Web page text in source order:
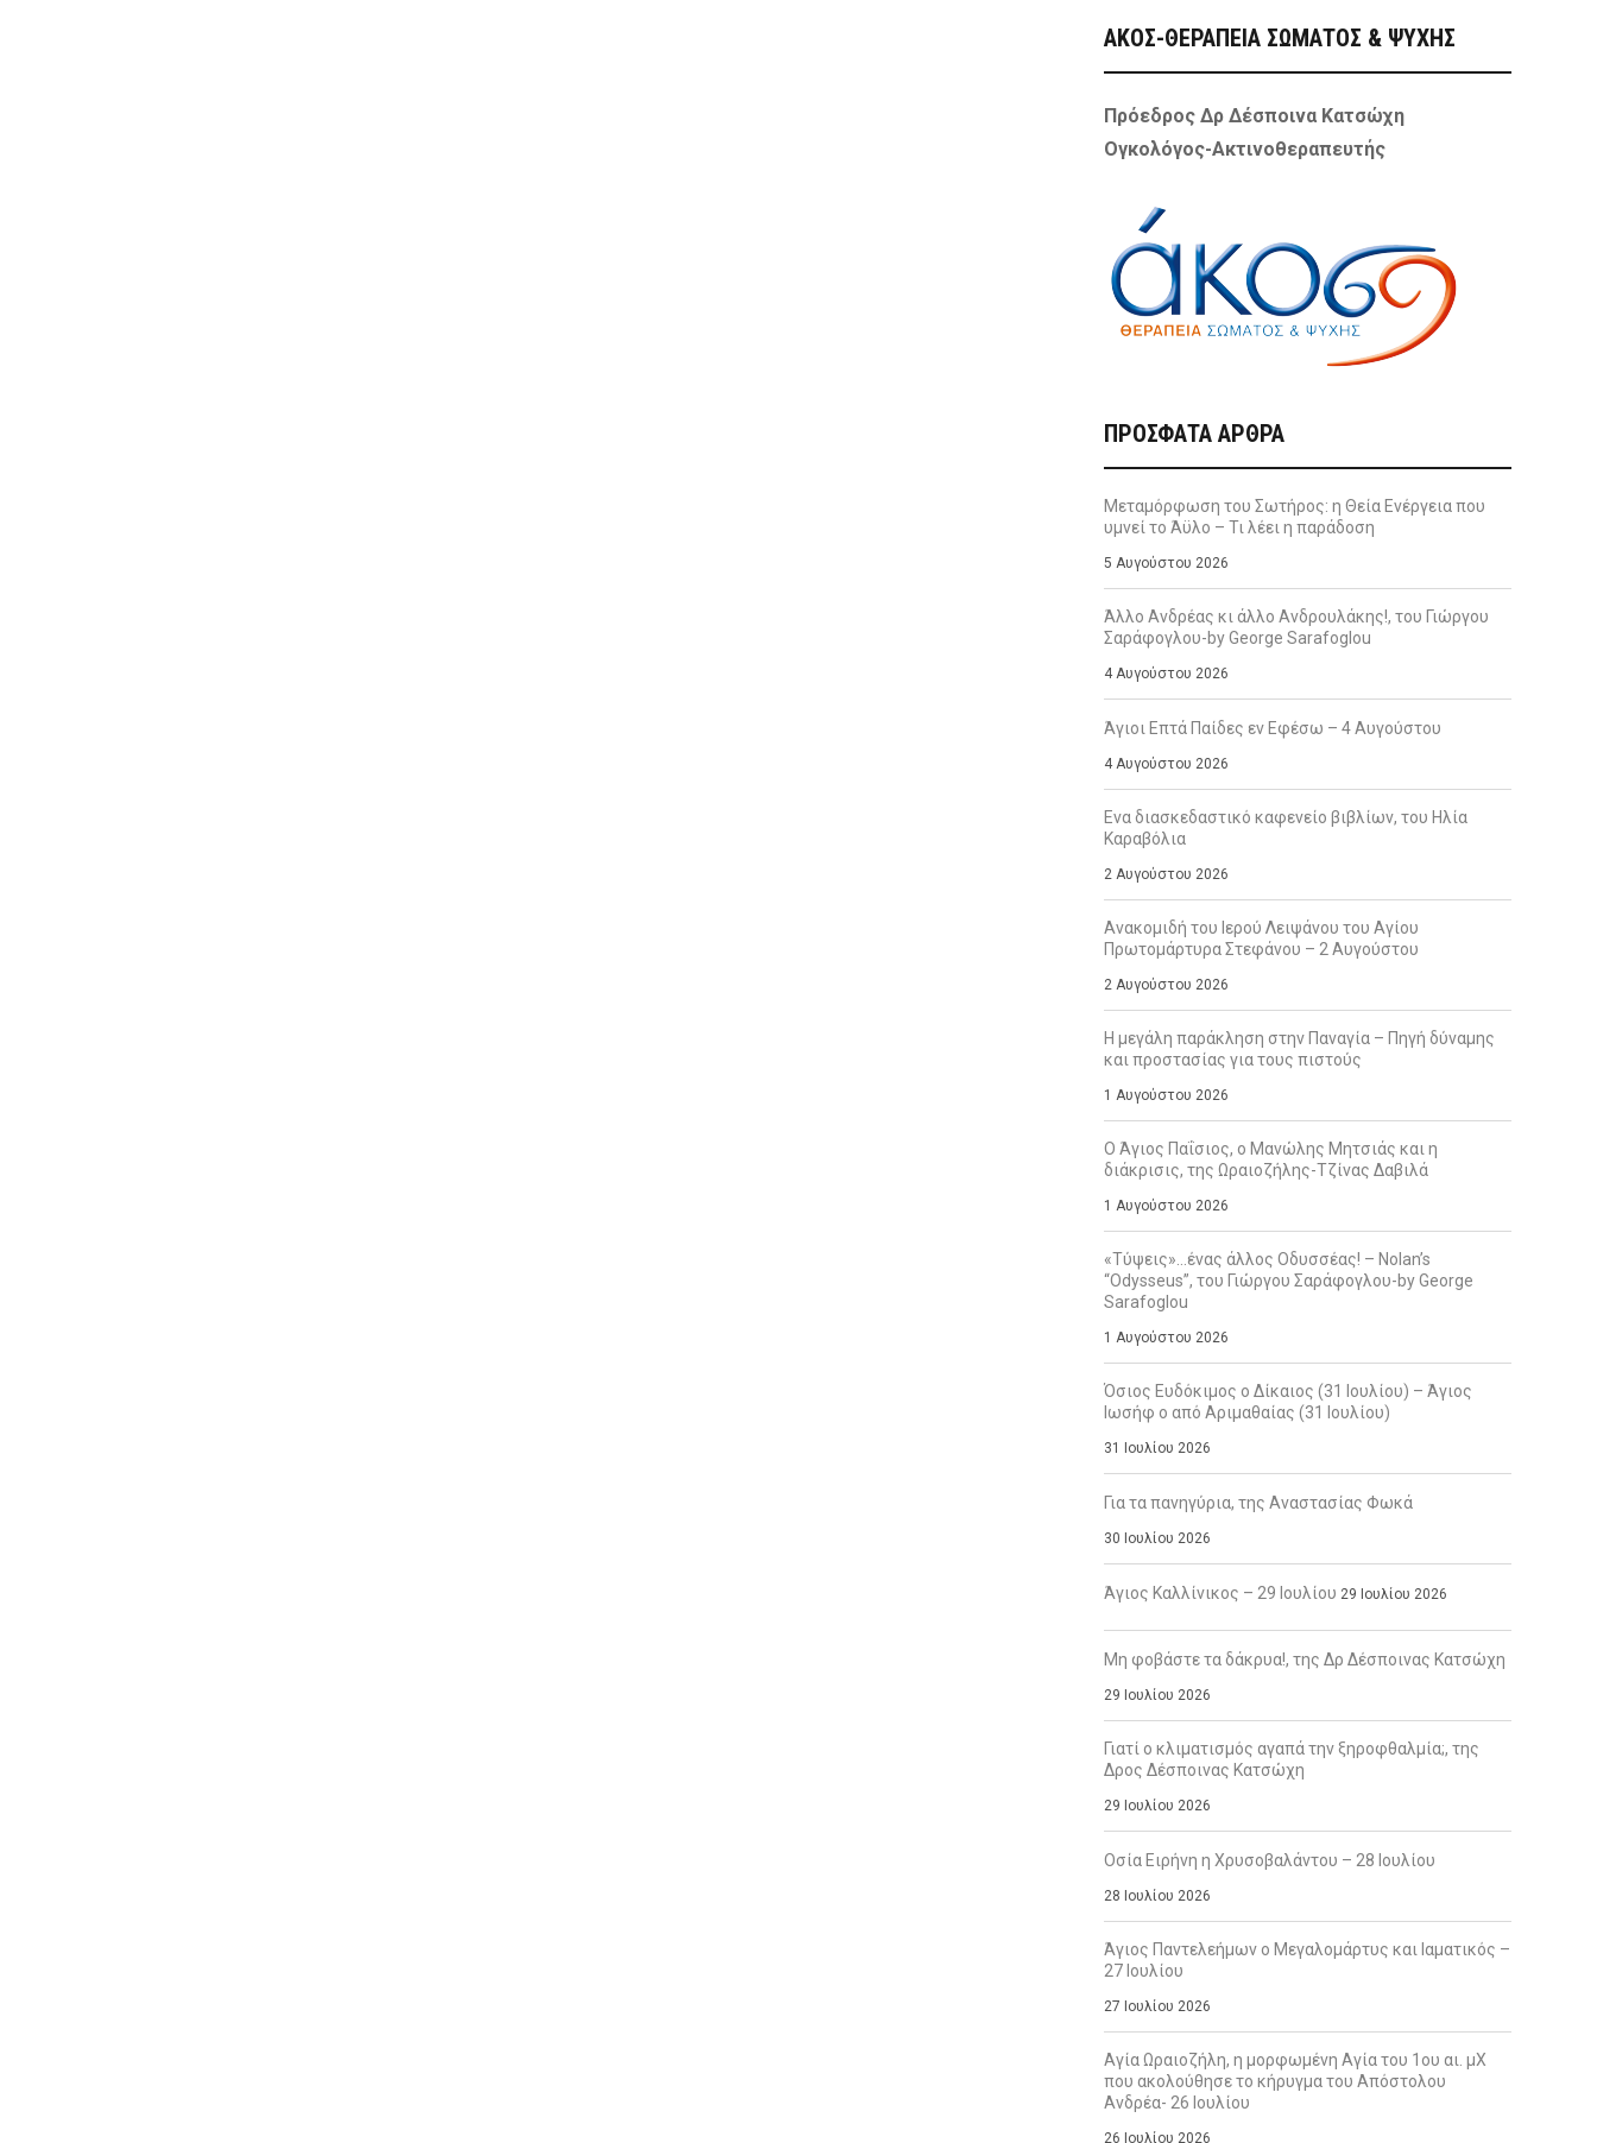
ΑΚΟΣ-ΘΕΡΑΠΕΙΑ ΣΩΜΑΤΟΣ & ΨΥΧΗΣ
Πρόεδρος Δρ Δέσποινα Κατσώχη
Ογκολόγος-Ακτινοθεραπευτής
ΠΡΌΣΦΑΤΑ ΆΡΘΡΑ
Μεταμόρφωση του Σωτήρος: η Θεία Ενέργεια που
υμνεί το Άϋλο – Τι λέει η παράδοση
5 Αυγούστου 2026
Άλλο Ανδρέας κι άλλο Ανδρουλάκης!, του Γιώργου
Σαράφογλου-by George Sarafoglou
4 Αυγούστου 2026
Άγιοι Επτά Παίδες εν Εφέσω – 4 Αυγούστου
4 Αυγούστου 2026
Ενα διασκεδαστικό καφενείο βιβλίων, του Ηλία
Καραβόλια
2 Αυγούστου 2026
Ανακομιδή του Ιερού Λειψάνου του Αγίου
Πρωτομάρτυρα Στεφάνου – 2 Αυγούστου
2 Αυγούστου 2026
Η μεγάλη παράκληση στην Παναγία – Πηγή δύναμης
και προστασίας για τους πιστούς
1 Αυγούστου 2026
Ο Άγιος Παΐσιος, ο Μανώλης Μητσιάς και η
διάκρισις, της Ωραιοζήλης-Τζίνας Δαβιλά
1 Αυγούστου 2026
«Τύψεις»…ένας άλλος Οδυσσέας! – Nolan’s
“Odysseus”, του Γιώργου Σαράφογλου-by George
Sarafoglou
1 Αυγούστου 2026
Όσιος Ευδόκιμος ο Δίκαιος (31 Ιουλίου) – Άγιος
Ιωσήφ ο από Αριμαθαίας (31 Ιουλίου)
31 Ιουλίου 2026
Για τα πανηγύρια, της Αναστασίας Φωκά
30 Ιουλίου 2026
Άγιος Καλλίνικος – 29 Ιουλίου 29 Ιουλίου 2026
Μη φοβάστε τα δάκρυα!, της Δρ Δέσποινας Κατσώχη
29 Ιουλίου 2026
Γιατί ο κλιματισμός αγαπά την ξηροφθαλμία;, της
Δρος Δέσποινας Κατσώχη
29 Ιουλίου 2026
Οσία Ειρήνη η Χρυσοβαλάντου – 28 Ιουλίου
28 Ιουλίου 2026
Άγιος Παντελεήμων ο Μεγαλομάρτυς και Ιαματικός –
27 Ιουλίου
27 Ιουλίου 2026
Αγία Ωραιοζήλη, η μορφωμένη Αγία του 1ου αι. μΧ
που ακολούθησε το κήρυγμα του Απόστολου
Ανδρέα- 26 Ιουλίου
26 Ιουλίου 2026